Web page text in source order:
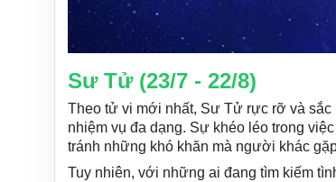
Sư Tử (23/7 - 22/8)
Theo tử vi mới nhất, Sư Tử rực rỡ và sắc
nhiệm vụ đa dạng. Sự khéo léo trong
tránh những khó khăn mà người khác
Tuy nhiên, với những ai đang tìm kiếm